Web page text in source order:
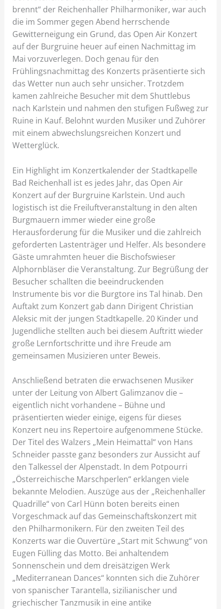
brennt“ der Reichenhaller Philharmoniker, war auch
die im Sommer gegen Abend herrschende
Gewitterneigung ein Grund, das Open Air Konzert
auf der Burgruine heuer auf einen Nachmittag im
Mai vorzuverlegen. Doch genau für den
Frühlingsnachmittag des Konzerts präsentierte sich
das Wetter nun auch sehr unsicher. Trotzdem
kamen zahlreiche Besucher mit dem Shuttlebus
nach Karlstein und nahmen den stufigen Fußweg zur
Ruine in Kauf. Belohnt wurden Musiker und Zuhörer
mit einem abwechslungsreichen Konzert und
Wetterglück.
Ein Highlight im Konzertkalender der Stadtkapelle
Bad Reichenhall ist es jedes Jahr, das Open Air
Konzert auf der Burgruine Karlstein. Und auch
logistisch ist die Freiluftveranstaltung in den alten
Burgmauern immer wieder eine große
Herausforderung für die Musiker und die zahlreich
geforderten Lastenträger und Helfer. Als besondere
Gäste umrahmten heuer die Bischofswieser
Alphornbläser die Veranstaltung. Zur Begrüßung der
Besucher schallten die beeindruckenden
Instrumente bis vor die Burgtore ins Tal hinab. Den
Auftakt zum Konzert gab dann Dirigent Christian
Aleksic mit der jungen Stadtkapelle. 20 Kinder und
Jugendliche stellten auch bei diesem Auftritt wieder
große Lernfortschritte und ihre Freude am
gemeinsamen Musizieren unter Beweis.
Anschließend betraten die erwachsenen Musiker
unter der Leitung von Albert Galimzanov die –
eigentlich nicht vorhandene – Bühne und
präsentierten wieder einige, eigens für dieses
Konzert neu ins Repertoire aufgenommene Stücke.
Der Titel des Walzers „Mein Heimattal“ von Hans
Schneider passte ganz besonders zur Aussicht auf
den Talkessel der Alpenstadt. In dem Potpourri
„Österreichische Marschperlen“ erklangen viele
bekannte Melodien. Auszüge aus der „Reichenhaller
Quadrille“ von Carl Hünn boten bereits einen
Vorgeschmack auf das Gemeinschaftskonzert mit
den Philharmonikern. Für den zweiten Teil des
Konzerts war die Ouvertüre „Start mit Schwung“ von
Eugen Fülling das Motto. Bei anhaltendem
Sonnenschein und dem dreisätzigen Werk
„Mediterranean Dances“ konnten sich die Zuhörer
von spanischer Tarantella, sizilianischer und
griechischer Tanzmusik in eine antike